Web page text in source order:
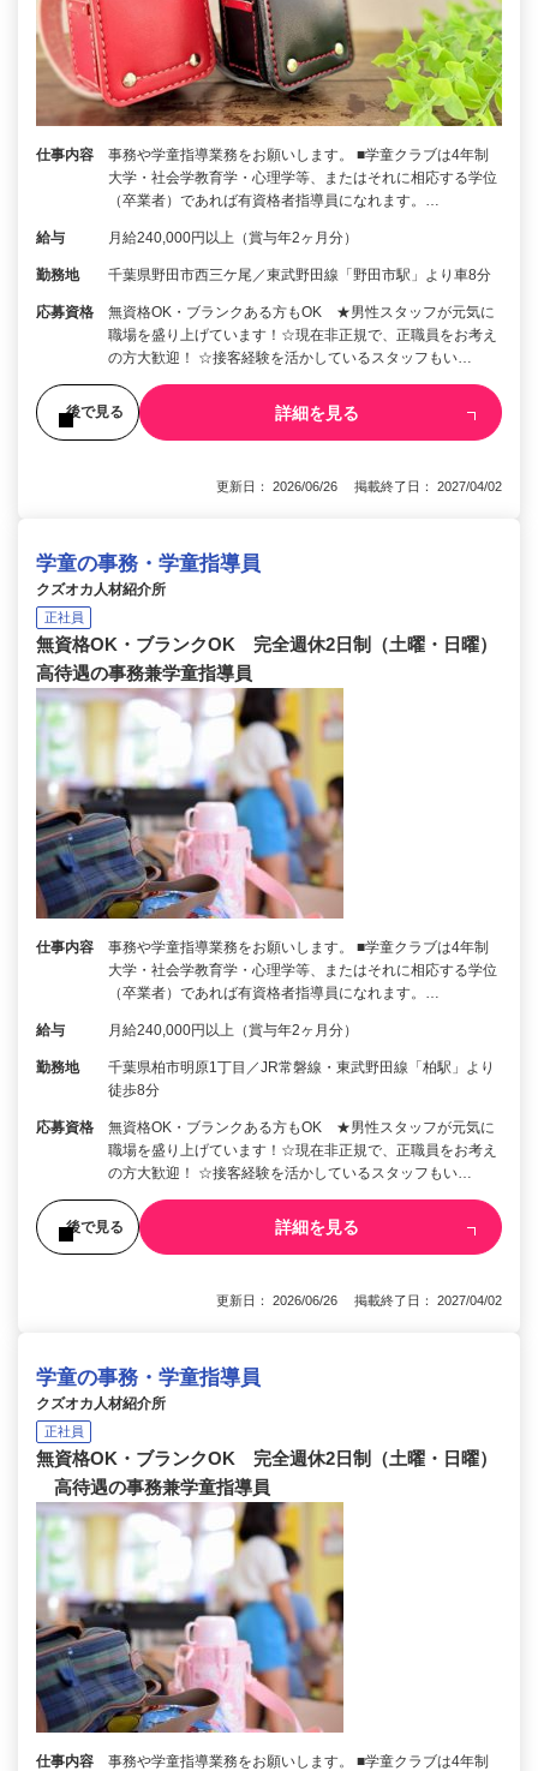
仕事内容
事務や学童指導業務をお願いします。 ■学童クラブは4年制
大学・社会学教育学・心理学等、またはそれに相応する学位
（卒業者）であれば有資格者指導員になれます。…
給与 月給240,000円以上（賞与年2ヶ月分）
勤務地 千葉県野田市西三ケ尾／東武野田線「野田市駅」より車8分
応募資格
無資格OK・ブランクある方もOK ★男性スタッフが元気に
職場を盛り上げています！☆現在非正規で、正職員をお考え
の方大歓迎！ ☆接客経験を活かしているスタッフもい…
後で見る 詳細を見る
更新日： 2026/06/26 掲載終了日： 2027/04/02
学童の事務・学童指導員
クズオカ人材紹介所
正社員
無資格OK・ブランクOK 完全週休2日制（土曜・日曜）
高待遇の事務兼学童指導員
仕事内容
事務や学童指導業務をお願いします。 ■学童クラブは4年制
大学・社会学教育学・心理学等、またはそれに相応する学位
（卒業者）であれば有資格者指導員になれます。…
給与 月給240,000円以上（賞与年2ヶ月分）
勤務地
千葉県柏市明原1丁目／JR常磐線・東武野田線「柏駅」より
徒歩8分
応募資格
無資格OK・ブランクある方もOK ★男性スタッフが元気に
職場を盛り上げています！☆現在非正規で、正職員をお考え
の方大歓迎！ ☆接客経験を活かしているスタッフもい…
後で見る 詳細を見る
更新日： 2026/06/26 掲載終了日： 2027/04/02
学童の事務・学童指導員
クズオカ人材紹介所
正社員
無資格OK・ブランクOK 完全週休2日制（土曜・日曜）
高待遇の事務兼学童指導員
仕事内容
事務や学童指導業務をお願いします。 ■学童クラブは4年制